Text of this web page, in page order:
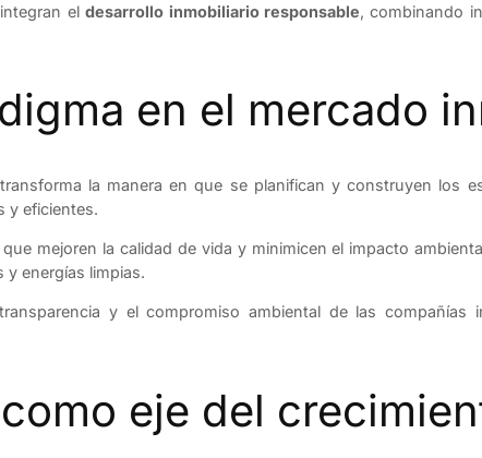
eldesarrollo inmobiliario responsable, combinando
en el mercado
transforma la manera en que se planifican y construyen los
y eficientes.
mejoren la calidad de vida y minimicen el impacto
y energías limpias.
y el compromiso ambiental de las compañías
eje del